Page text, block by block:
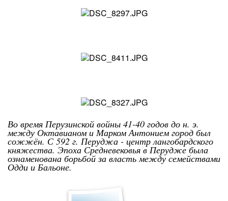
Во время Перузинской войны 41-40 годов до н. э.
между Октавианом и Марком Антонием город был
сожжён. С 592 г. Перуджа - центр лангобардского
княжества. Эпоха Средневековья в Перудже была
ознаменована борьбой за власть между семействами
Одди и Бальоне.